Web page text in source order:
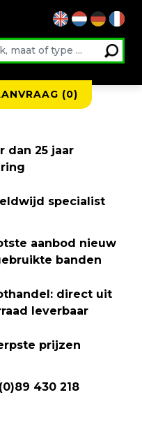
(0)
dan 25 jaar
specialist
aanbod nieuw
banden
direct uit
leverbaar
prijzen
430 218